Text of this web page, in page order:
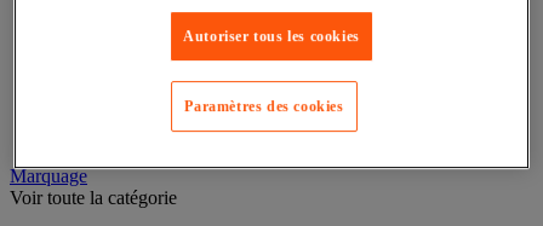
Mesure d'électricité
Mesure du temps
Mesureur et détecteur d'épaisseur
Thermomètre et thermohygromètre
Marquage
Voir toute la catégorie
Autoriser tous les cookies
Paramètres des cookies